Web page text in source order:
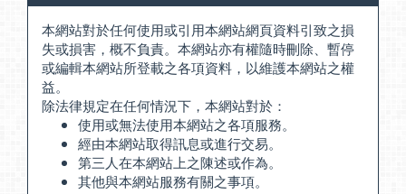
本網站對於任何使用或引用本網站網頁資料引致之損
失或損害，概不負責。本網站亦有權隨時刪除、暫停
或編輯本網站所登載之各項資料，以維護本網站之權
益。
除法律規定在任何情況下，本網站對於：
使用或無法使用本網站之各項服務。
經由本網站取得訊息或進行交易。
第三人在本網站上之陳述或作為。
其他與本網站服務有關之事項。